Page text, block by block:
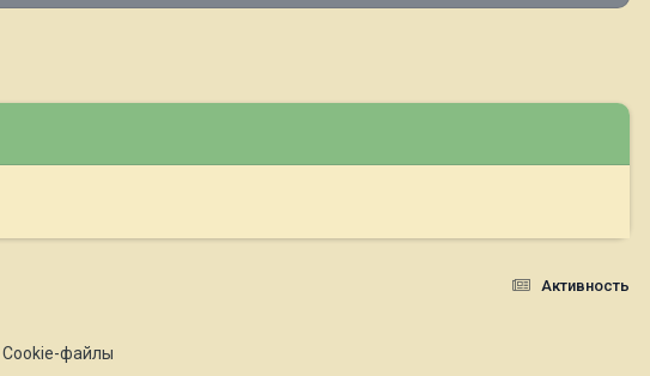
Активность
Cookie-файлы